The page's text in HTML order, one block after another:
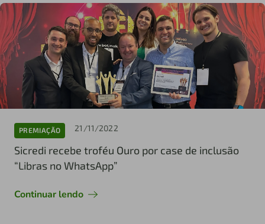
PREMIAÇÃO 21/11/2022
Sicredi recebe troféu Ouro por case de inclusão
“Libras no WhatsApp”
Continuar lendo